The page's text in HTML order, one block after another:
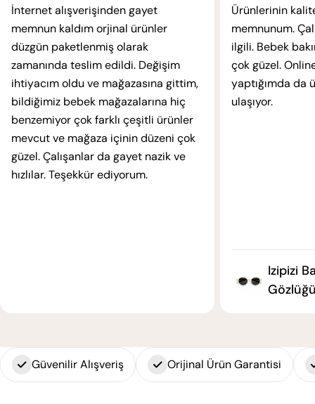
İnternet alışverişinden gayet
memnun kaldım orjinal ürünler
düzgün paketlenmiş olarak
zamanında teslim edildi. Değişim
ihtiyacım oldu ve mağazasına gittim,
bildiğimiz bebek mağazalarına hiç
benzemiyor çok farklı çeşitli ürünler
mevcut ve mağaza içinin düzeni çok
güzel. Çalışanlar da gayet nazik ve
hızlılar. Teşekkür ediyorum.
Ürünlerinin
memnunum.
ilgili. Bebek
çok güzel.
yaptığımda da
ulaşıyor.
Izipizi
Güvenilir Alışveriş Orijinal Ürün Garantisi